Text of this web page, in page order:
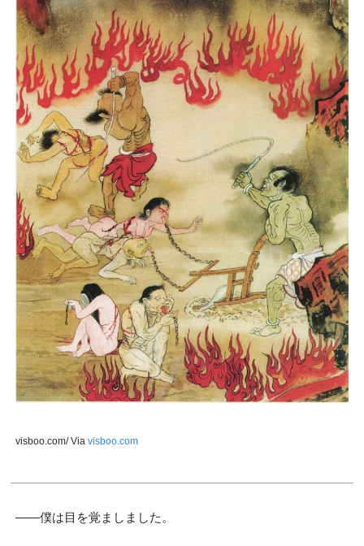
visboo.com/ Via visboo.com
――僕は目を覚ましました。